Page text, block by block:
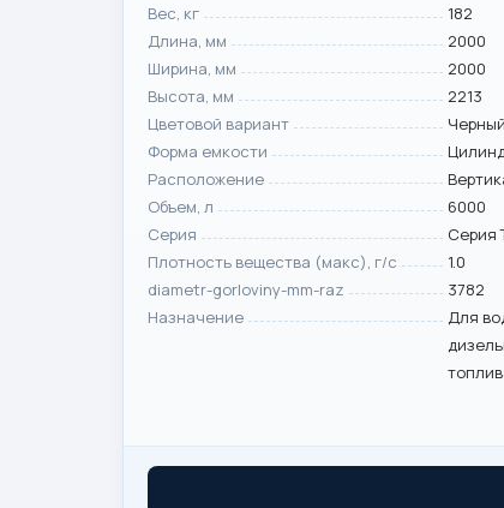
Вес, кг
182
Длина, мм
2000
Ширина, мм
2000
Высота, мм
2213
Цветовой вариант
Черный
Форма емкости
Расположение
Объем, л
6000
Серия
Серия
Плотность вещества (макс), г/с
1.0
diametr-gorloviny-mm-raz
3782
Назначение
Для